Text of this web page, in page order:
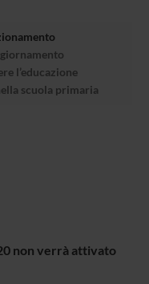
l’educazione
scuola primaria
non verrà attivato